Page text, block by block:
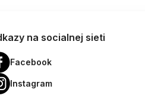
na socialnej sieti
Facebook
Instagram